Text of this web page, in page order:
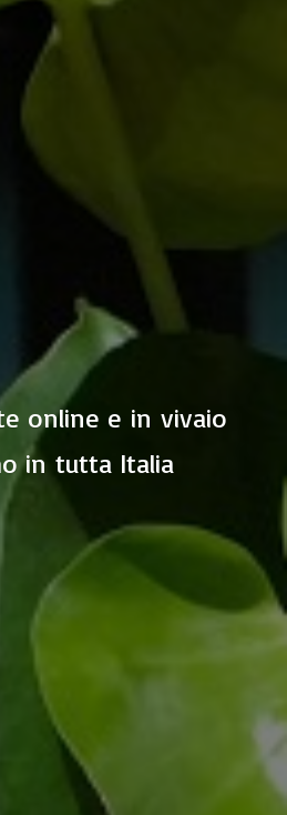
online e in vivaio
in tutta Italia